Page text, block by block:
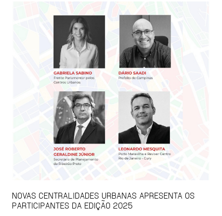
NOVAS CENTRALIDADES URBANAS APRESENTA OS
PARTICIPANTES DA EDIÇÃO 2025